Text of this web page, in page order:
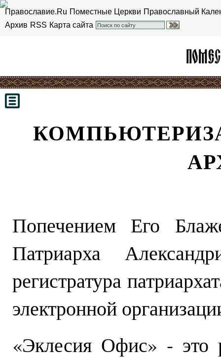
Православие.Ru Поместные Церкви Православный
Архив RSS Карта сайта
Попечением Его
Патриарха
регистратура
электронной
«Эклесия Офис» - это